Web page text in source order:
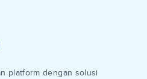
platform dengan solusi